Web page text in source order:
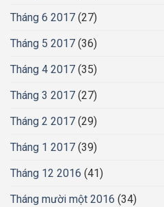
Tháng 6 2017 (27)
Tháng 5 2017 (36)
Tháng 4 2017 (35)
Tháng 3 2017 (27)
Tháng 2 2017 (29)
Tháng 1 2017 (39)
Tháng 12 2016 (41)
Tháng mười một 2016 (34)